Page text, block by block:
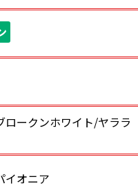
ークンホワイト/ヤララ
イオニア